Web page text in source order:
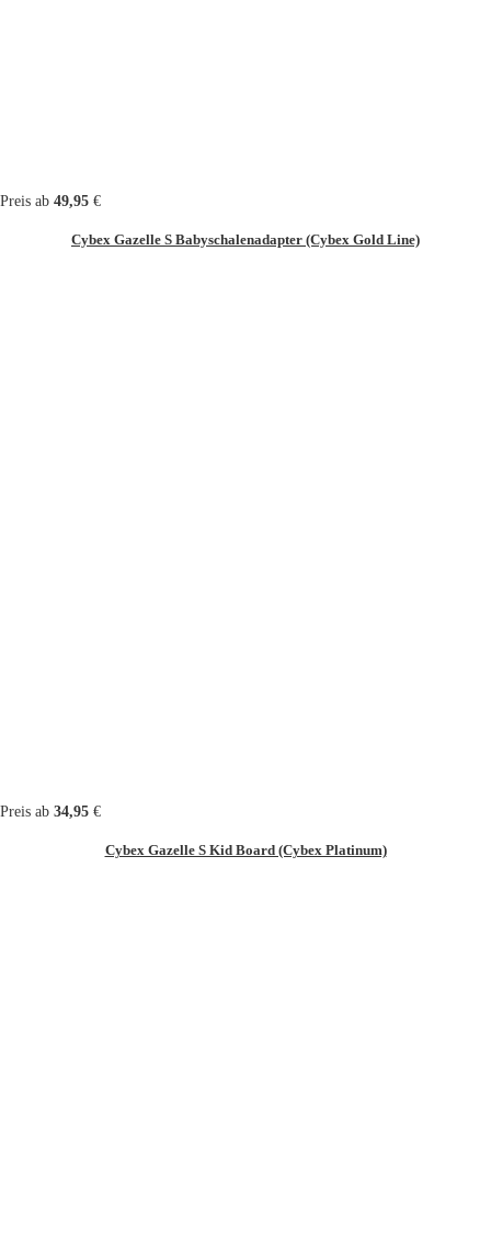
Preis ab 49,95 €
Cybex Gazelle S Babyschalenadapter (Cybex Gold Line)
Preis ab 34,95 €
Cybex Gazelle S Kid Board (Cybex Platinum)